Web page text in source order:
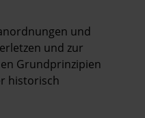
und
und zur
Grundprinzipien
historisch